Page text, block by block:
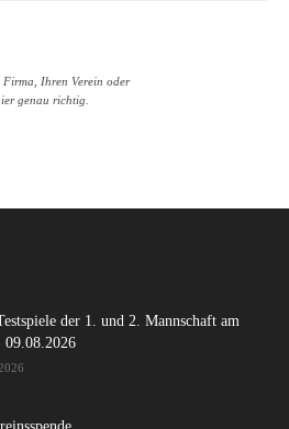
Firma, Ihren Verein oder
genau richtig.
der 1. und 2. Mannschaft am
09.08.2026